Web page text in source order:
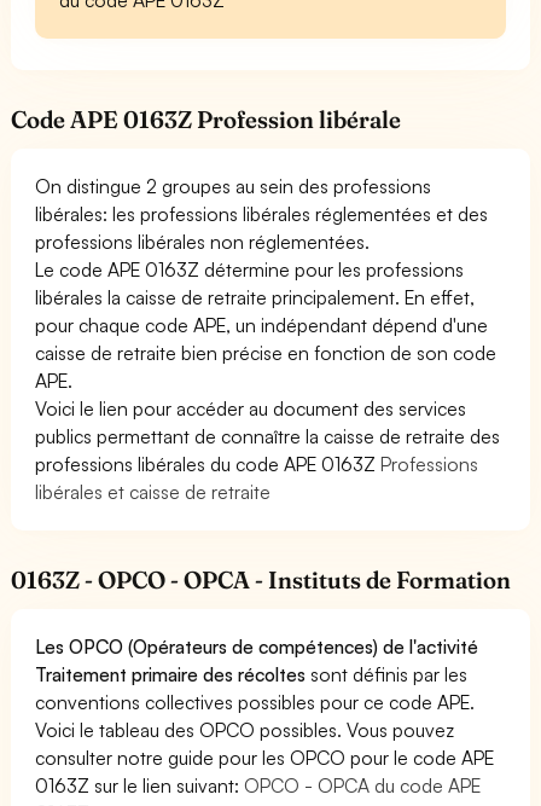
Code APE 0163Z Profession libérale
On distingue 2 groupes au sein des professions
libérales: les professions libérales réglementées et des
professions libérales non réglementées.
Le code APE 0163Z détermine pour les professions
libérales la caisse de retraite principalement. En effet,
pour chaque code APE, un indépendant dépend d'une
caisse de retraite bien précise en fonction de son code
APE.
Voici le lien pour accéder au document des services
publics permettant de connaître la caisse de retraite des
professions libérales du code APE 0163ZProfessions
libérales et caisse de retraite
0163Z - OPCO - OPCA - Instituts de Formation
Les OPCO (Opérateurs de compétences) de l'activité
Traitement primaire des récoltes sont définis par les
conventions collectives possibles pour ce code APE.
Voici le tableau des OPCO possibles. Vous pouvez
consulter notre guide pour les OPCO pour le code APE
0163Z sur le lien suivant: OPCO - OPCA du code APE